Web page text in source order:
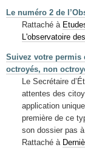
Le numéro 2 de
Rattaché à
L'observatoire
Suivez votre
octroyés, non
Le Secrétaire
attentes des
application
première de ce
son dossier pas à
Rattaché à